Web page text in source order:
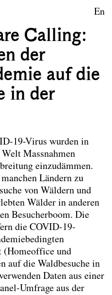
En
Calling:
der
auf die
in der
19-Virus wurden in
Massnahmen
einzudämmen.
Ländern zu
von Wäldern und
Wälder in anderen
Besucherboom. Die
die COVID-19-
(Homeoffice und
auf die Waldbesuche in
Daten aus einer
Umfrage aus der
der
spiegeln das
wider. Nicht alle
wurden im Rahmen der
verfasst.
menschliche
– planning for
built environment by
life-cycle into
and urban design